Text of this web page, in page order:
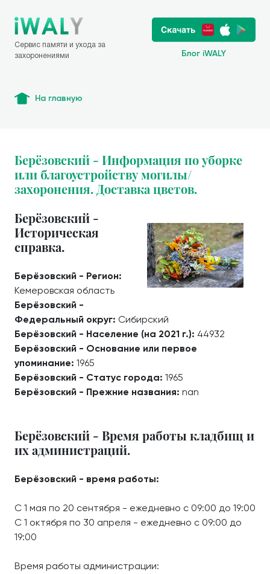
Сервис памяти и ухода за
захоронениями
Блог iWALY
На главную
Берёзовский - Информация по уборке
или благоустройству могилы/
захоронения. Доставка цветов.
Берёзовский -
Историческая
справка.
Берёзовский - Регион:
Кемеровская область
Берёзовский -
Федеральный округ: Сибирский
Берёзовский - Население (на 2021 г.): 44932
Берёзовский - Основание или первое
упоминание: 1965
Берёзовский - Статус города: 1965
Берёзовский - Прежние названия: nan
Берёзовский - Время работы кладбищ и
их администраций.
Берёзовский - время работы:
С 1 мая по 20 сентября - ежедневно с 09:00 до 19:00
С 1 октября по 30 апреля - ежедневно с 09:00 до
19:00
Время работы администрации: